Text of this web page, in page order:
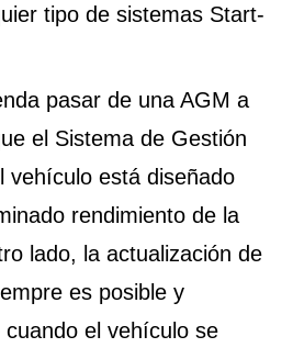
tipo de sistemas Start-
pasar de una AGM a
el Sistema de Gestión
vehículo está diseñado
rendimiento de la
lado, la actualización de
es posible y
cuando el vehículo se